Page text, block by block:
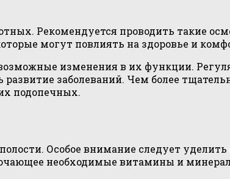
Рекомендуется проводить такие
могут повлиять на здоровье и
изменения в их функции.
заболеваний. Чем более
подопечных.
Особое внимание следует
необходимые витамины и